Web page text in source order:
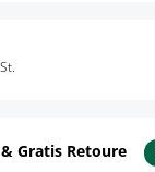
Gratis Retoure